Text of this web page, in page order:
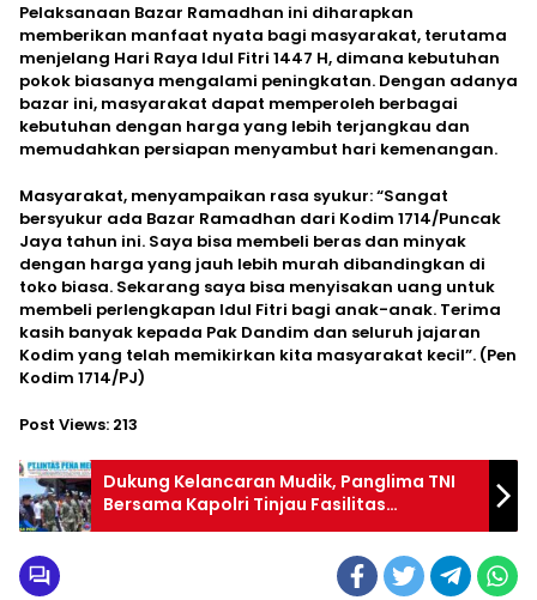
Pelaksanaan Bazar Ramadhan ini diharapkan
memberikan manfaat nyata bagi masyarakat, terutama
menjelang Hari Raya Idul Fitri 1447 H, dimana kebutuhan
pokok biasanya mengalami peningkatan. Dengan adanya
bazar ini, masyarakat dapat memperoleh berbagai
kebutuhan dengan harga yang lebih terjangkau dan
memudahkan persiapan menyambut hari kemenangan.
Masyarakat, menyampaikan rasa syukur: “Sangat
bersyukur ada Bazar Ramadhan dari Kodim 1714/Puncak
Jaya tahun ini. Saya bisa membeli beras dan minyak
dengan harga yang jauh lebih murah dibandingkan di
toko biasa. Sekarang saya bisa menyisakan uang untuk
membeli perlengkapan Idul Fitri bagi anak-anak. Terima
kasih banyak kepada Pak Dandim dan seluruh jajaran
Kodim yang telah memikirkan kita masyarakat kecil”. (Pen
Kodim 1714/PJ)
Post Views: 213
Dukung Kelancaran Mudik, Panglima TNI
Bersama Kapolri Tinjau Fasilitas
Pelabuhan Merak